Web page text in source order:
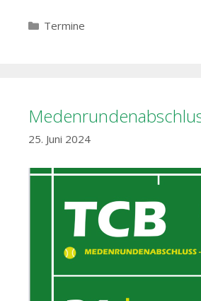
Kategorien
Termine
25. Juni 2024